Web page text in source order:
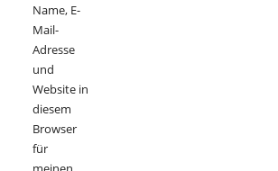
Name, E-
Mail-
Adresse
und
Website in
diesem
Browser
für